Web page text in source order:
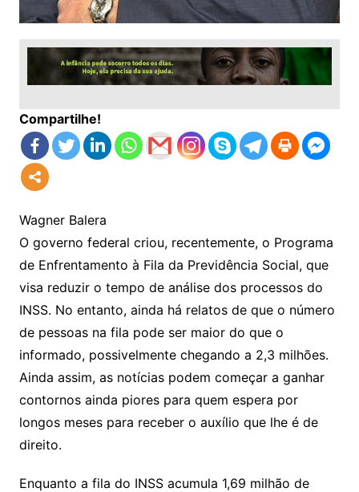
Compartilhe!
Wagner Balera
O governo federal criou, recentemente, o Programa
de Enfrentamento à Fila da Previdência Social, que
visa reduzir o tempo de análise dos processos do
INSS. No entanto, ainda há relatos de que o número
de pessoas na fila pode ser maior do que o
informado, possivelmente chegando a 2,3 milhões.
Ainda assim, as notícias podem começar a ganhar
contornos ainda piores para quem espera por
longos meses para receber o auxílio que lhe é de
direito.
Enquanto a fila do INSS acumula 1,69 milhão de